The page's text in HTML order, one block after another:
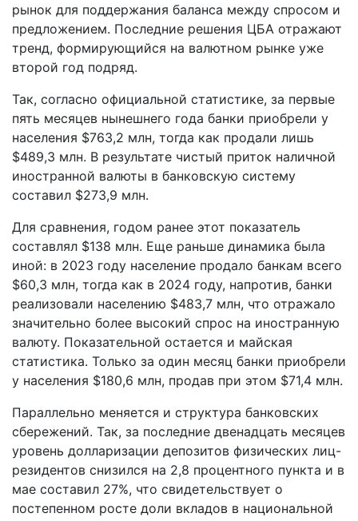
рынок для поддержания баланса между спросом и
предложением. Последние решения ЦБА отражают
тренд, формирующийся на валютном рынке уже
второй год подряд.
Так, согласно официальной статистике, за первые
пять месяцев нынешнего года банки приобрели у
населения $763,2 млн, тогда как продали лишь
$489,3 млн. В результате чистый приток наличной
иностранной валюты в банковскую систему
составил $273,9 млн.
Для сравнения, годом ранее этот показатель
составлял $138 млн. Еще раньше динамика была
иной: в 2023 году население продало банкам всего
$60,3 млн, тогда как в 2024 году, напротив, банки
реализовали населению $483,7 млн, что отражало
значительно более высокий спрос на иностранную
валюту. Показательной остается и майская
статистика. Только за один месяц банки приобрели
у населения $180,6 млн, продав при этом $71,4 млн.
Параллельно меняется и структура банковских
сбережений. Так, за последние двенадцать месяцев
уровень долларизации депозитов физических лиц-
резидентов снизился на 2,8 процентного пункта и в
мае составил 27%, что свидетельствует о
постепенном росте доли вкладов в национальной